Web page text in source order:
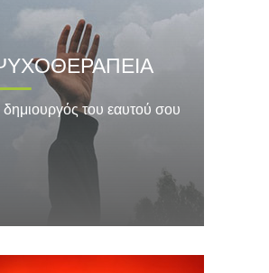
δημιουργός του εαυτού σου